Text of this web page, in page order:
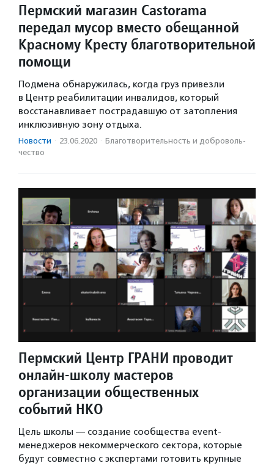
Пермский магазин Castorama
передал мусор вместо обещанной
Красному Кресту благотворительной
помощи
Подмена обнаружилась, когда груз привезли
в Центр реабилитации инвалидов, который
восстанавливает пострадавшую от затопления
инклюзивную зону отдыха.
Новости · 23.06.2020 · Благотвори­тель­ность и доброволь­
чест­во
Пермский Центр ГРАНИ проводит
онлайн-школу мастеров
организации общественных
событий НКО
Цель школы — создание сообщества event-
менеджеров некоммерческого сектора, которые
будут совместно с экспертами готовить крупные